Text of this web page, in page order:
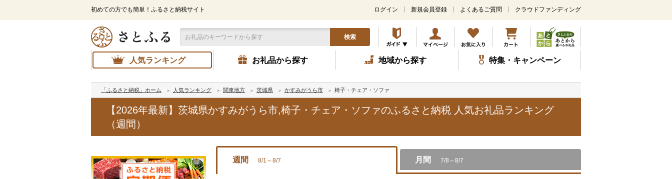
初めての方でも簡単！ふるさと納税サイト
メ
ン
コ
ン
テ
ツ
キ
ログイン 新規会員登録 よくあるご質問 クラウドファンディング
検索
人気ランキング お礼品から探す 地域から探す 特集・キャンペーン
「ふるさと納税」ホーム 人気ランキング 関東地方 茨城県 かすみがうら市 椅子・チェア・ソファ
【2026年最新】茨城県かすみがうら市,椅子・チェア・ソファのふるさと納税 人気お礼品ランキング
（週間）
週間 8/1～8/7 月間 7/8～8/7